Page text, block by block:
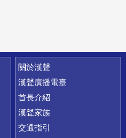
關於漢聲
漢聲廣播電臺
首長介紹
漢聲家族
交通指引